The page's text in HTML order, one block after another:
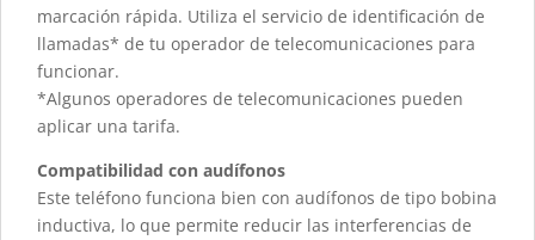
marcación rápida. Utiliza el servicio de identificación de
llamadas* de tu operador de telecomunicaciones para
funcionar.
*Algunos operadores de telecomunicaciones pueden
aplicar una tarifa.
Compatibilidad con audífonos
Este teléfono funciona bien con audífonos de tipo bobina
inductiva, lo que permite reducir las interferencias de